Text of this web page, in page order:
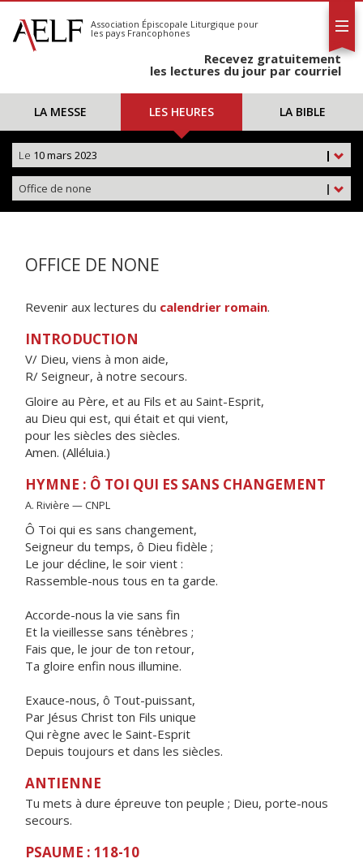
S'abonner
Calendrier
Association Épiscopale Liturgique pour
les pays Francophones
Recevez gratuitement
les lectures du jour par courriel
LA MESSE LES HEURES LA BIBLE
|
Le 10 mars 2023
|
Office de none
OFFICE DE NONE
Revenir aux lectures du calendrier romain.
INTRODUCTION
V/ Dieu, viens à mon aide,
R/ Seigneur, à notre secours.
Gloire au Père, et au Fils et au Saint-Esprit,
au Dieu qui est, qui était et qui vient,
pour les siècles des siècles.
Amen. (Alléluia.)
HYMNE : Ô TOI QUI ES SANS CHANGEMENT
A. Rivière — CNPL
Ô Toi qui es sans changement,
Seigneur du temps, ô Dieu fidèle ;
Le jour décline, le soir vient :
Rassemble-nous tous en ta garde.
Accorde-nous la vie sans fin
Et la vieillesse sans ténèbres ;
Fais que, le jour de ton retour,
Ta gloire enfin nous illumine.
Exauce-nous, ô Tout-puissant,
Par Jésus Christ ton Fils unique
Qui règne avec le Saint-Esprit
Depuis toujours et dans les siècles.
ANTIENNE
Tu mets à dure épreuve ton peuple ; Dieu, porte-nous
secours.
PSAUME : 118-10